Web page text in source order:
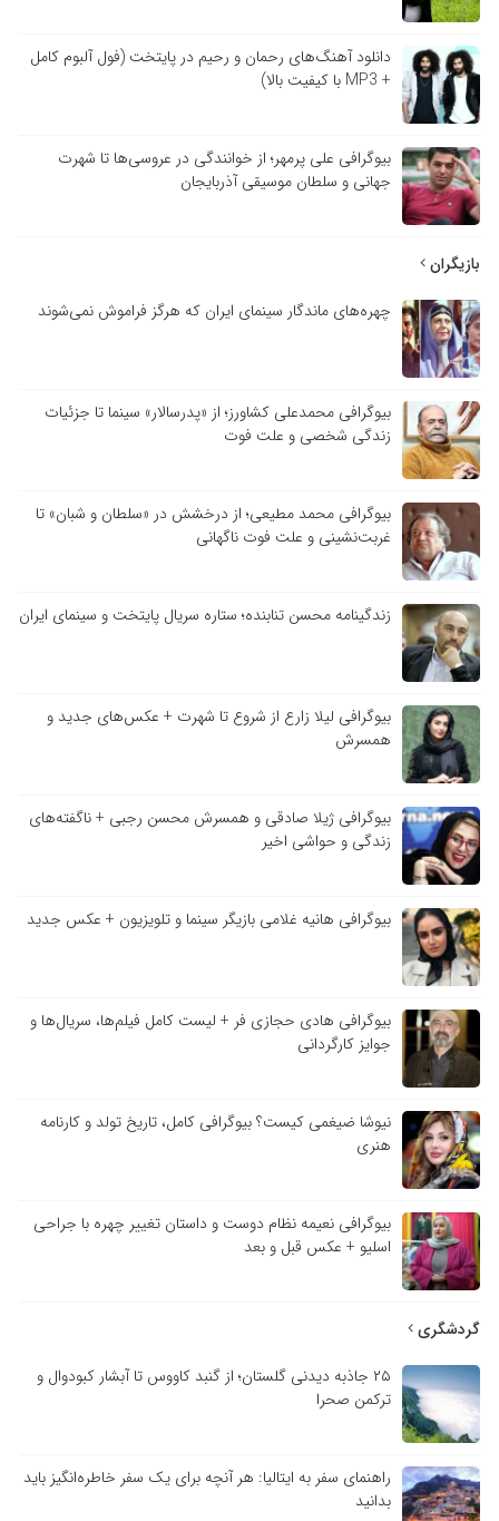
دانلود آهنگ‌های رحمان و رحیم در پایتخت (فول آلبوم کامل
+ MP3 با کیفیت بالا)
بیوگرافی علی پرمهر؛ از خوانندگی در عروسی‌ها تا شهرت
جهانی و سلطان موسیقی آذربایجان
بازیگران
چهره‌های ماندگار سینمای ایران که هرگز فراموش نمی‌شوند
بیوگرافی محمدعلی کشاورز؛ از «پدرسالار» سینما تا جزئیات
زندگی شخصی و علت فوت
بیوگرافی محمد مطیعی؛ از درخشش در «سلطان و شبان» تا
غربت‌نشینی و علت فوت ناگهانی
زندگینامه محسن تنابنده؛ ستاره سریال پایتخت و سینمای ایران
بیوگرافی لیلا زارع از شروع تا شهرت + عکس‌های جدید و
همسرش
بیوگرافی ژیلا صادقی و همسرش محسن رجبی + ناگفته‌های
زندگی و حواشی اخیر
بیوگرافی هانیه غلامی بازیگر سینما و تلویزیون + عکس جدید
بیوگرافی هادی حجازی فر + لیست کامل فیلم‌ها، سریال‌ها و
جوایز کارگردانی
نیوشا ضیغمی کیست؟ بیوگرافی کامل، تاریخ تولد و کارنامه
هنری
بیوگرافی نعیمه نظام دوست و داستان تغییر چهره با جراحی
اسلیو + عکس قبل و بعد
گردشگری
۲۵ جاذبه دیدنی گلستان؛ از گنبد کاووس تا آبشار کبودوال و
ترکمن صحرا
راهنمای سفر به ایتالیا: هر آنچه برای یک سفر خاطره‌انگیز باید
بدانید